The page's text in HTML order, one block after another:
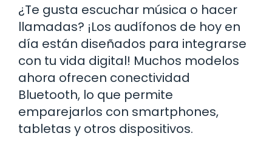
¿Te gusta escuchar música o hacer
llamadas? ¡Los audífonos de hoy en
día están diseñados para integrarse
con tu vida digital! Muchos modelos
ahora ofrecen conectividad
Bluetooth, lo que permite
emparejarlos con smartphones,
tabletas y otros dispositivos.